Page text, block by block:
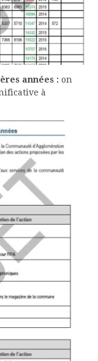
années : on
à